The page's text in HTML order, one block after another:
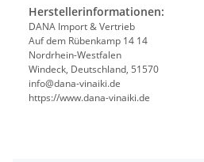
Herstellerinformationen:
DANA Import & Vertrieb
Auf dem Rübenkamp 14 14
Nordrhein-Westfalen
Windeck, Deutschland, 51570
info@dana-vinaiki.de
https://www.dana-vinaiki.de